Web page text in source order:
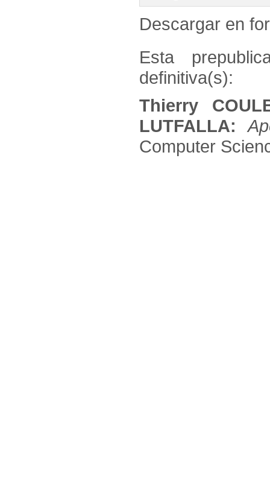
Descargar en
Esta
definitiva(s):
Thierry
LUTFALLA:
Computer